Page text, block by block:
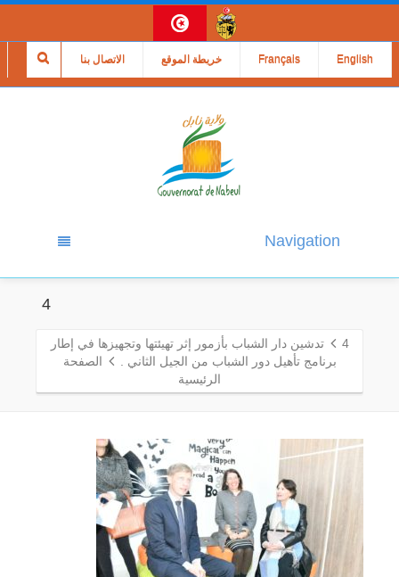
الاتصال بنا خريطة الموقع Français English
Navigation
4
4
تدشين دار الشباب بأزمور إثر تهيئتها وتجهيزها في إطار
برنامج تأهيل دور الشباب من الجيل الثاني .
الصفحة
الرئيسية